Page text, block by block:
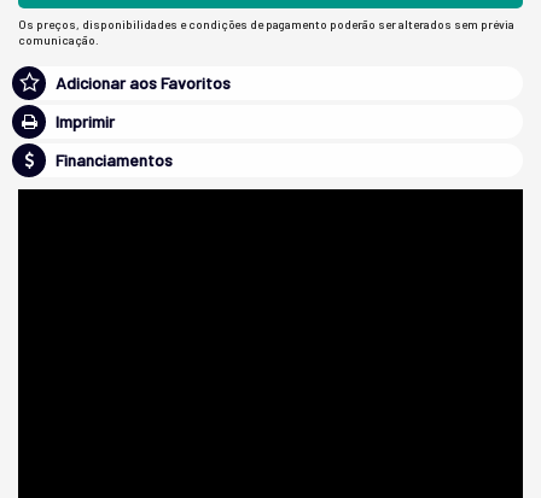
Os preços, disponibilidades e condições de pagamento poderão ser alterados sem prévia
comunicação.
Adicionar aos Favoritos
Imprimir
Financiamentos